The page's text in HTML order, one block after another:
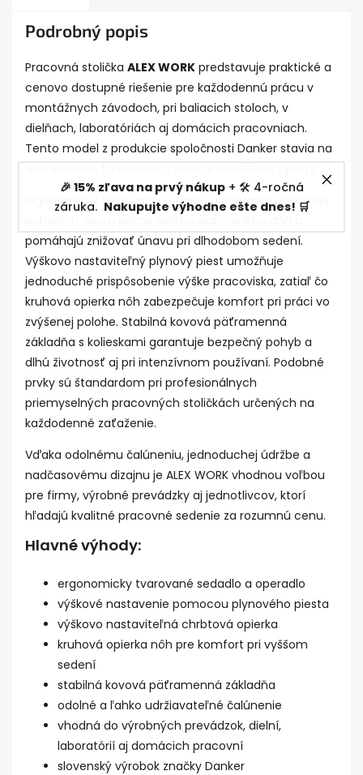
🎉 15% zľava na prvý nákup+ 🛠️ 4-ročná
záruka. Nakupujte výhodne ešte dnes! 🛒
Podrobný popis
Pracovná stolička ALEX WORK predstavuje praktické a
cenovo dostupné riešenie pre každodennú prácu v
montážnych závodoch, pri baliacich stoloch, v
dielňach, laboratóriách aj domácich pracovniach.
Tento model z produkcie spoločnosti Danker stavia na
Ergonomicky tvarované sedadlo a operadlo poskytujú
pomáhajú znižovať únavu pri dlhodobom sedení.
Výškovo nastaviteľný plynový piest umožňuje
jednoduché prispôsobenie výške pracoviska, zatiaľ čo
kruhová opierka nôh zabezpečuje komfort pri práci vo
zvýšenej polohe. Stabilná kovová päťramenná
základňa s kolieskami garantuje bezpečný pohyb a
dlhú životnosť aj pri intenzívnom používaní. Podobné
prvky sú štandardom pri profesionálnych
priemyselných pracovných stoličkách určených na
každodenné zaťaženie.
Vďaka odolnému čalúneniu, jednoduchej údržbe a
nadčasovému dizajnu je ALEX WORK vhodnou voľbou
pre firmy, výrobné prevádzky aj jednotlivcov, ktorí
hľadajú kvalitné pracovné sedenie za rozumnú cenu.
Hlavné výhody:
ergonomicky tvarované sedadlo a operadlo
výškové nastavenie pomocou plynového piesta
výškovo nastaviteľná chrbtová opierka
kruhová opierka nôh pre komfort pri vyššom
sedení
stabilná kovová päťramenná základňa
odolné a ľahko udržiavateľné čalúnenie
vhodná do výrobných prevádzok, dielní,
laboratórií aj domácich pracovní
slovenský výrobok značky Danker